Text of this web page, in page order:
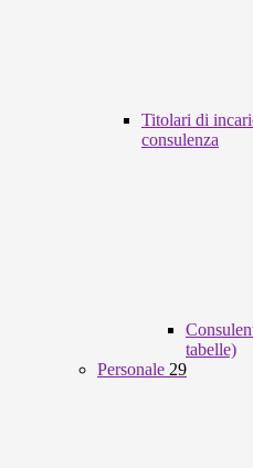
Titolari di
consulenza
tabelle)
Personale 29